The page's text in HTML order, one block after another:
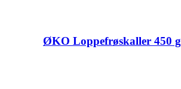
ØKO Loppefrøskaller 450 g